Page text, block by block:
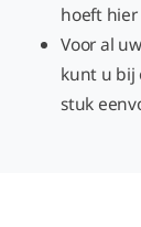
hoeft
Voor al
kunt u bij
stuk